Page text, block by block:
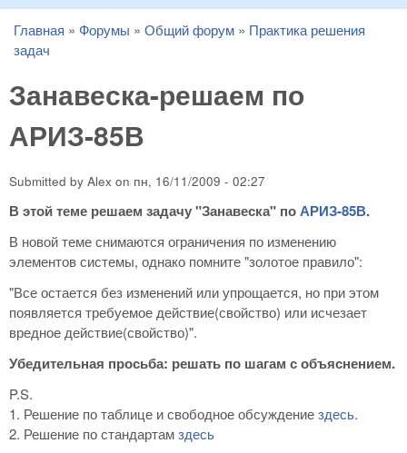
You are here
Главная » Форумы » Общий форум » Практика решения
задач
Занавеска-решаем по
АРИЗ-85В
Submitted by Alex on пн, 16/11/2009 - 02:27
В этой теме решаем задачу "Занавеска" поАРИЗ-85В.
В новой теме снимаются ограничения по изменению
элементов системы, однако помните "золотое правило":
"Все остается без изменений или упрощается, но при этом
появляется требуемое действие(свойство) или исчезает
вредное действие(свойство)".
Убедительная просьба: решать по шагам с объяснением.
P.S.
1. Решение по таблице и свободное обсуждениездесь.
2. Решение по стандартамздесь